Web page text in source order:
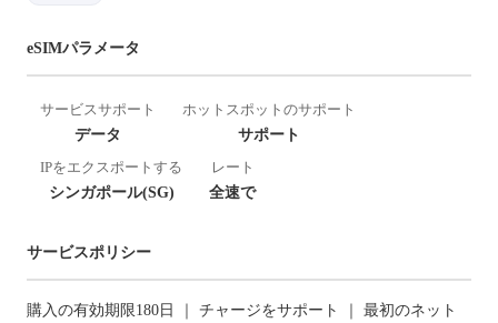
eSIMパラメータ
サービスサポート
データ
ホットスポットのサポート
サポート
IPをエクスポートする
シンガポール(SG)
レート
全速で
サービスポリシー
購入の有効期限180日 ｜ チャージをサポート ｜ 最初のネット